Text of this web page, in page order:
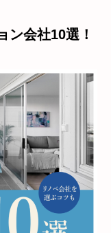
ン会社10選！